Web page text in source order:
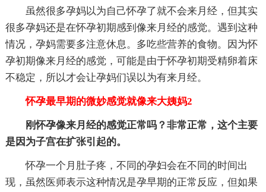
虽然很多孕妈以为自己怀孕了就不会来月经，但其实
很多孕妈还是在怀孕初期感到像来月经的感觉。遇到这种
情况，孕妈需要多注意休息。多吃些营养的食物。因为怀
孕初期像来月经的感觉，可能是由于怀孕初期受精卵着床
不稳定，所以才会让孕妈们误以为有来月经。
怀孕最早期的微妙感觉就像来大姨妈2
刚怀孕像来月经的感觉正常吗？非常正常，这个主要
是因为子宫在扩张引起的。
怀孕一个月肚子疼，不同的孕妇会在不同的时间出
现，虽然医师表示这种情况是孕早期的正常反应，但如果